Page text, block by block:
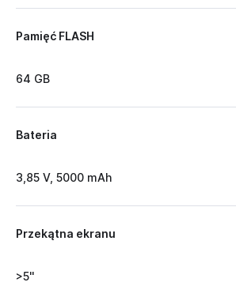
Pamięć FLASH
64 GB
Bateria
3,85 V, 5000 mAh
Przekątna ekranu
>5''